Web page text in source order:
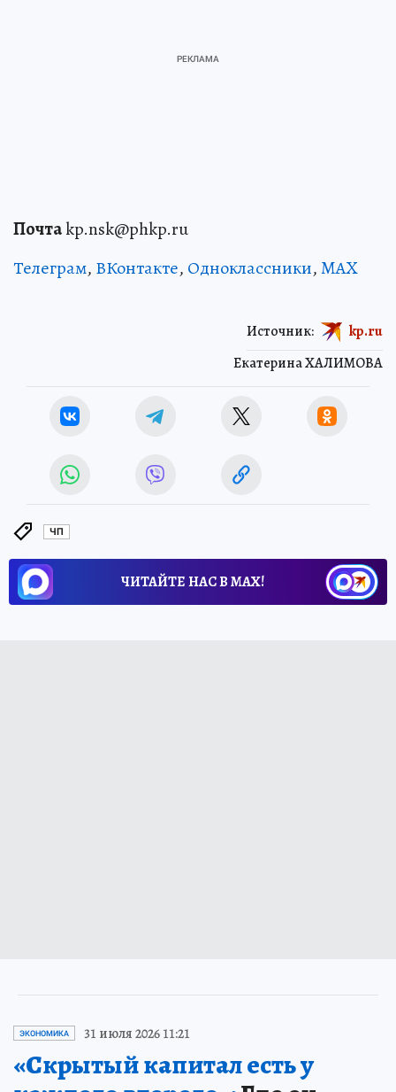
Почтаkp.nsk@phkp.ru
Телеграм, ВКонтакте, Одноклассники,MAX
Екатерина ХАЛИМОВА
Источник: kp.ru
ЧП
ЧИТАЙТЕ НАС В МАХ!
ЭКОНОМИКА 31 июля 2026 11:21
«Скрытый капитал есть у